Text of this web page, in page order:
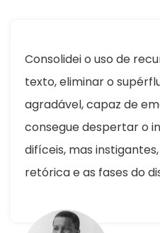
Consolidei o uso de
texto, eliminar o
agradável, capaz de
consegue despertar o
difíceis, mas
retórica e as fases do